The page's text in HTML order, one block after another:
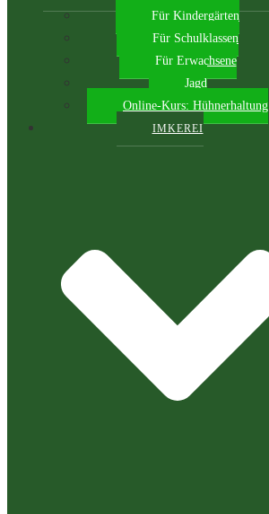
Für Kindergärten
Für Schulklassen
Für Erwachsene
Jagd
Online-Kurs: Hühnerhaltung
IMKEREI